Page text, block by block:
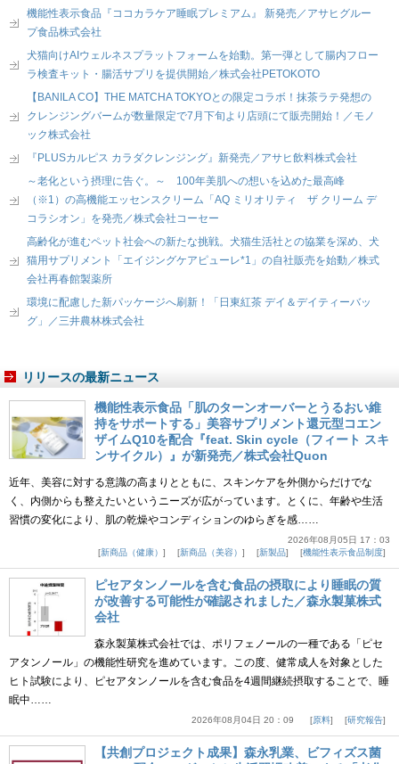
機能性表示食品『ココカラケア睡眠プレミアム』 新発売／アサヒグルー
プ食品株式会社
犬猫向けAIウェルネスプラットフォームを始動。第一弾として腸内フロー
ラ検査キット・腸活サプリを提供開始／株式会社PETOKOTO
【BANILA CO】THE MATCHA TOKYOとの限定コラボ！抹茶ラテ発想の
クレンジングバームが数量限定で7月下旬より店頭にて販売開始！／モノ
ック株式会社
『PLUSカルピス カラダクレンジング』新発売／アサヒ飲料株式会社
～老化という摂理に告ぐ。～ 100年美肌への想いを込めた最高峰
（※1）の高機能エッセンスクリーム「AQ ミリオリティ ザ クリーム デ
コラシオン」を発売／株式会社コーセー
高齢化が進むペット社会への新たな挑戦。犬猫生活社との協業を深め、犬
猫用サプリメント「エイジングケアピューレ*1」の自社販売を始動／株式
会社再春館製薬所
環境に配慮した新パッケージへ刷新！「日東紅茶 デイ＆デイティーバッ
グ」／三井農林株式会社
リリースの最新ニュース
機能性表示食品「肌のターンオーバーとうるおい維
持をサポートする」美容サプリメント還元型コエン
ザイムQ10を配合『feat. Skin cycle（フィート スキ
ンサイクル）』が新発売／株式会社Quon
近年、美容に対する意識の高まりとともに、スキンケアを外側からだけでな
く、内側からも整えたいというニーズが広がっています。とくに、年齢や生活
習慣の変化により、肌の乾燥やコンディションのゆらぎを感……
2026年08月05日 17：03
新商品（健康）
新商品（美容） 新製品 機能性表示食品制度
ピセアタンノールを含む食品の摂取により睡眠の質
が改善する可能性が確認されました／森永製菓株式
会社
森永製菓株式会社では、ポリフェノールの一種である「ピセ
アタンノール」の機能性研究を進めています。この度、健常成人を対象とした
ヒト試験により、ピセアタンノールを含む食品を4週間継続摂取することで、睡
眠中……
2026年08月04日 20：09 原料 研究報告
【共創プロジェクト成果】森永乳業、ビフィズス菌